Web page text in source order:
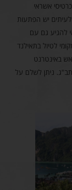
= 0.10 שקל (נכון לאוקטובר 2023). כרטיסי אשראי
יש הפתעות
להגיע גם עם
לטיול בתאילנד
באינטרנט
ניתן לשלם על